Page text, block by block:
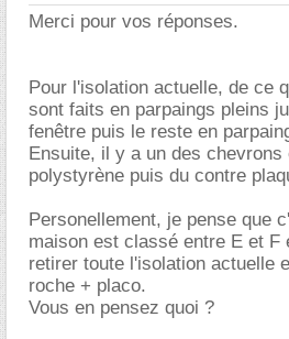
Merci pour vos réponses.
Pour l'isolation actuelle, de ce
sont faits en parpaings pleins
fenêtre puis le reste en
Ensuite, il y a un des chevrons
polystyrène puis du contre
Personellement, je pense que
maison est classé entre E et F
retirer toute l'isolation actuelle
roche + placo.
Vous en pensez quoi ?